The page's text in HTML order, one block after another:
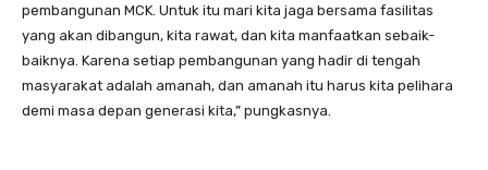
pembangunan MCK. Untuk itu mari kita jaga bersama fasilitas
yang akan dibangun, kita rawat, dan kita manfaatkan sebaik-
baiknya. Karena setiap pembangunan yang hadir di tengah
masyarakat adalah amanah, dan amanah itu harus kita pelihara
demi masa depan generasi kita,” pungkasnya.